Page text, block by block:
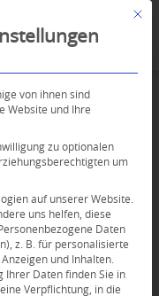
Mit
von ihnen sind
Website und Ihre
zu optionalen
um
auf unserer Website.
uns helfen, diese
Personenbezogene Daten
z. B. für personalisierte
und Inhalten.
Ihrer Daten finden Sie in
Verpflichtung, in die